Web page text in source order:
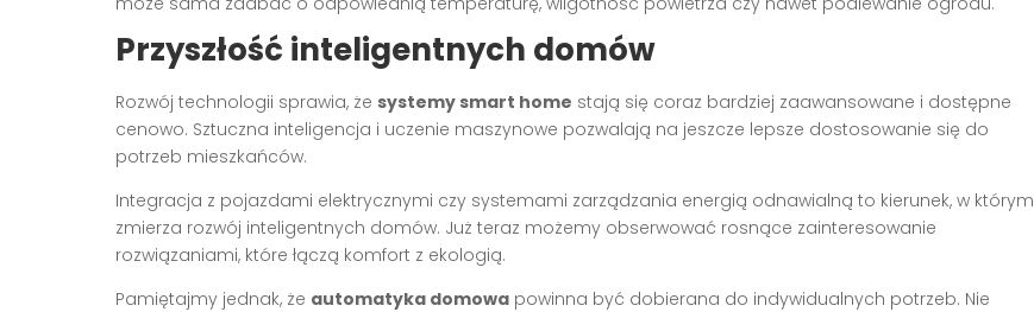
Przyszłość inteligentnych domów
Rozwój technologii sprawia, że systemy smart home stają się coraz bardziej zaawansowane i dostępne
cenowo. Sztuczna inteligencja i uczenie maszynowe pozwalają na jeszcze lepsze dostosowanie się do
potrzeb mieszkańców.
Integracja z pojazdami elektrycznymi czy systemami zarządzania energią odnawialną to kierunek, w którym
zmierza rozwój inteligentnych domów. Już teraz możemy obserwować rosnące zainteresowanie
rozwiązaniami, które łączą komfort z ekologią.
Pamiętajmy jednak, że automatyka domowa powinna być dobierana do indywidualnych potrzeb. Nie